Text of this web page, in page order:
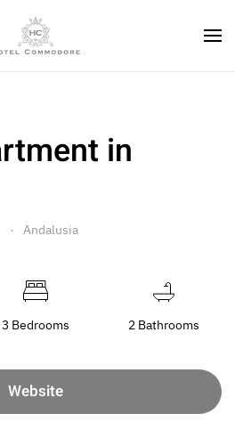
in
Andalusia
3 Bedrooms 2 Bathrooms
Website